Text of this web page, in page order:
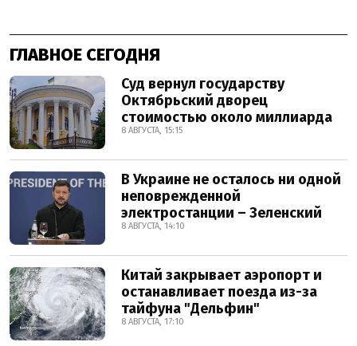
ГЛАВНОЕ СЕГОДНЯ
Суд вернул государству
Октябрьский дворец
стоимостью около миллиарда
8 АВГУСТА, 15:15
В Украине не осталось ни одной
неповрежденной
электростанции – Зеленский
8 АВГУСТА, 14:10
Китай закрывает аэропорт и
останавливает поезда из-за
тайфуна "Дельфин"
8 АВГУСТА, 17:10